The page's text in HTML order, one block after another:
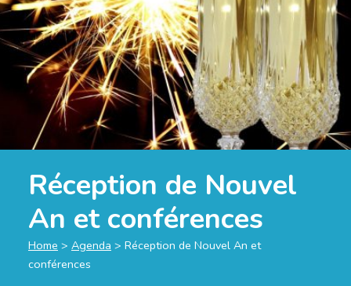
Réception de Nouvel
An et conférences
Home > Agenda > Réception de Nouvel An et
conférences